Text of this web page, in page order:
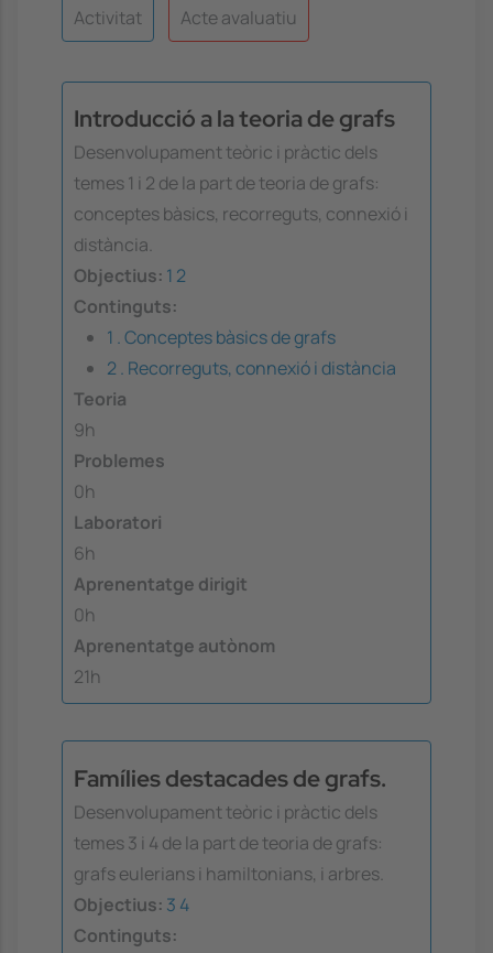
Activitat Acte avaluatiu
Introducció a la teoria de grafs
Desenvolupament teòric i pràctic dels
temes 1 i 2 de la part de teoria de grafs:
conceptes bàsics, recorreguts, connexió i
distància.
Objectius: 1 2
Continguts:
1 . Conceptes bàsics de grafs
2 . Recorreguts, connexió i distància
Teoria
9h
Problemes
0h
Laboratori
6h
Aprenentatge dirigit
0h
Aprenentatge autònom
21h
Famílies destacades de grafs.
Desenvolupament teòric i pràctic dels
temes 3 i 4 de la part de teoria de grafs:
grafs eulerians i hamiltonians, i arbres.
Objectius: 3 4
Continguts: